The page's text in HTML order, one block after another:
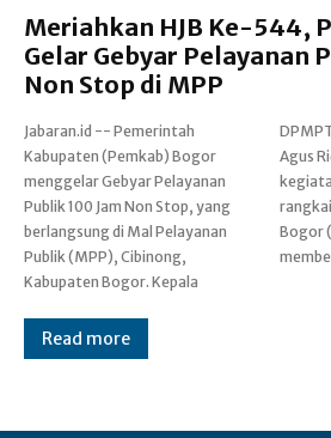
Meriahkan HJB Ke-544,
Gelar Gebyar Pelayanan
Non Stop di MPP
Jabaran.id -- Pemerintah
Kabupaten (Pemkab) Bogor
menggelar Gebyar Pelayanan
Publik 100 Jam Non Stop, yang
berlangsung di Mal Pelayanan
Publik (MPP), Cibinong,
Kabupaten Bogor. Kepala
DPMPTSP Kabupaten Bogor,
Agus Ridho menyampaikan,
kegiatan tersebut merupakan
rangkaian Hari Jadi Kabupaten
Bogor (HJB) Ke-544, sekaligus
Read more